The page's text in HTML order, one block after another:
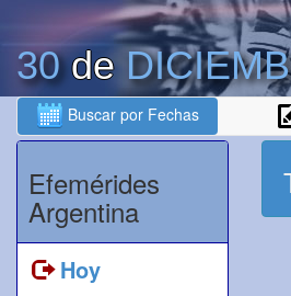
30de
Buscar por Fechas
Efemérides
Argentina
Hoy